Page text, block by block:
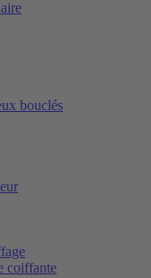
bouclés
coiffante